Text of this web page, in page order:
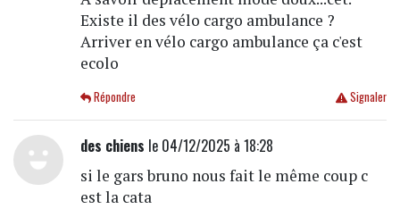
Existe il des vélo cargo ambulance ?
Arriver en vélo cargo ambulance ça c'est
ecolo
Signaler
Répondre
des chiens le 04/12/2025 à 18:28
si le gars bruno nous fait le même coup c
est la cata